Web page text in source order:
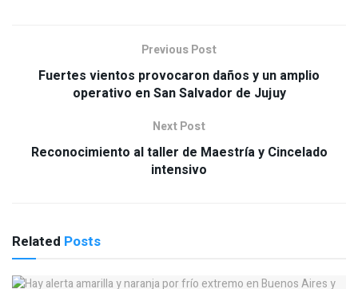
Previous Post
Fuertes vientos provocaron daños y un amplio
operativo en San Salvador de Jujuy
Next Post
Reconocimiento al taller de Maestría y Cincelado
intensivo
Related Posts